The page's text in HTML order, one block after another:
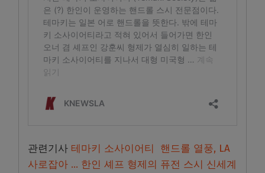
관련기사 테마키 소사이어티 핸드롤 열풍, LA
사로잡아 … 한인 셰프 형제의 퓨전 스시 신세계